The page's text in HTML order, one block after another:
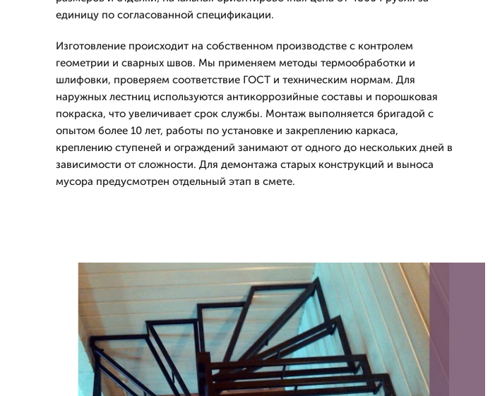
единицу по согласованной спецификации.
Изготовление происходит на собственном производстве с контролем
геометрии и сварных швов. Мы применяем методы термообработки и
шлифовки, проверяем соответствие ГОСТ и техническим нормам. Для
наружных лестниц используются антикоррозийные составы и порошковая
покраска, что увеличивает срок службы. Монтаж выполняется бригадой с
опытом более 10 лет, работы по установке и закреплению каркаса,
креплению ступеней и ограждений занимают от одного до нескольких дней в
зависимости от сложности. Для демонтажа старых конструкций и выноса
мусора предусмотрен отдельный этап в смете.